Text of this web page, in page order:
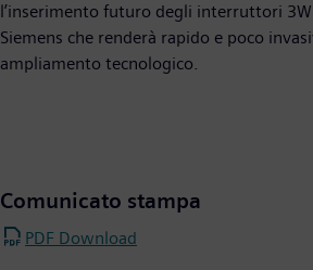
l’inserimento futuro degli interruttori
Siemens che renderà rapido e poco
ampliamento tecnologico.
Comunicato stampa
PDF Download